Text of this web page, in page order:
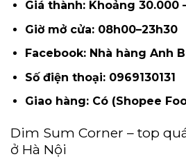
Giá thành: Khoảng 30.000
Giờ mở cửa: 08h00–23h30
Facebook: Nhà hàng Anh
Số điện thoại: 0969130131
Giao hàng: Có (Shopee
Dim Sum Corner – top
ở Hà Nội